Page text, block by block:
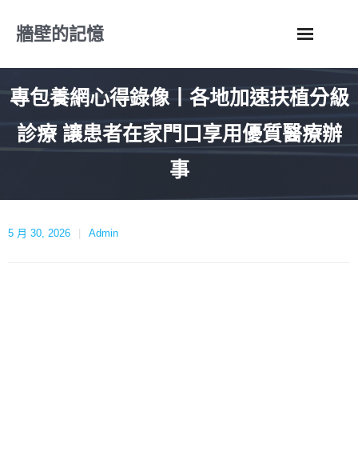
牆壁的記憶
專包養網心得錄像丨各地加速扶植分級
診療 讓患者在家門口享用優質醫療辦
事
5 月 30, 2026 Admin